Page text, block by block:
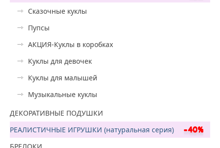
Сказочные куклы
Пупсы
АКЦИЯ-Куклы в коробках
Куклы для девочек
Куклы для малышей
Музыкальные куклы
ДЕКОРАТИВНЫЕ ПОДУШКИ
РЕАЛИСТИЧНЫЕ ИГРУШКИ (натуральная серия)